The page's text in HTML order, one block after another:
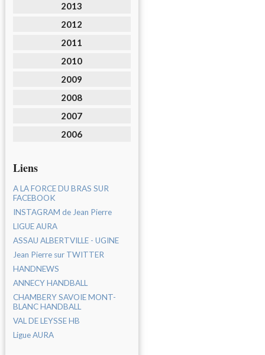
2013
2012
2011
2010
2009
2008
2007
2006
Liens
A LA FORCE DU BRAS SUR
FACEBOOK
INSTAGRAM de Jean Pierre
LIGUE AURA
ASSAU ALBERTVILLE - UGINE
Jean Pierre sur TWITTER
HANDNEWS
ANNECY HANDBALL
CHAMBERY SAVOIE MONT-
BLANC HANDBALL
VAL DE LEYSSE HB
Ligue AURA